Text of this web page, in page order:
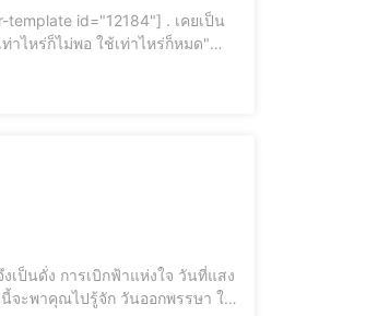
เป็นดั่ง การเบิกฟ้าแห่งใจ วันที่แสง